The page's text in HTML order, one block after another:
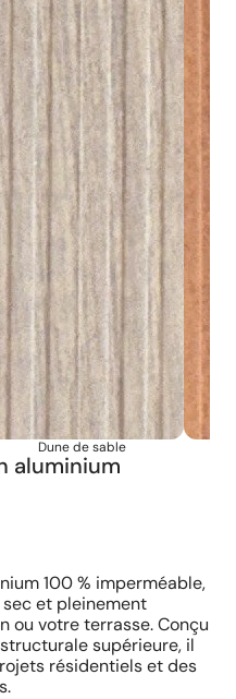
Dune de sable
aluminium
100 % imperméable,
et pleinement
ou votre terrasse. Conçu
supérieure, il
résidentiels et des